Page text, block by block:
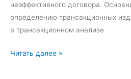
во
неэффективного договора.
определению трансакционных
в трансакционном анализе
Т
Читать далее »